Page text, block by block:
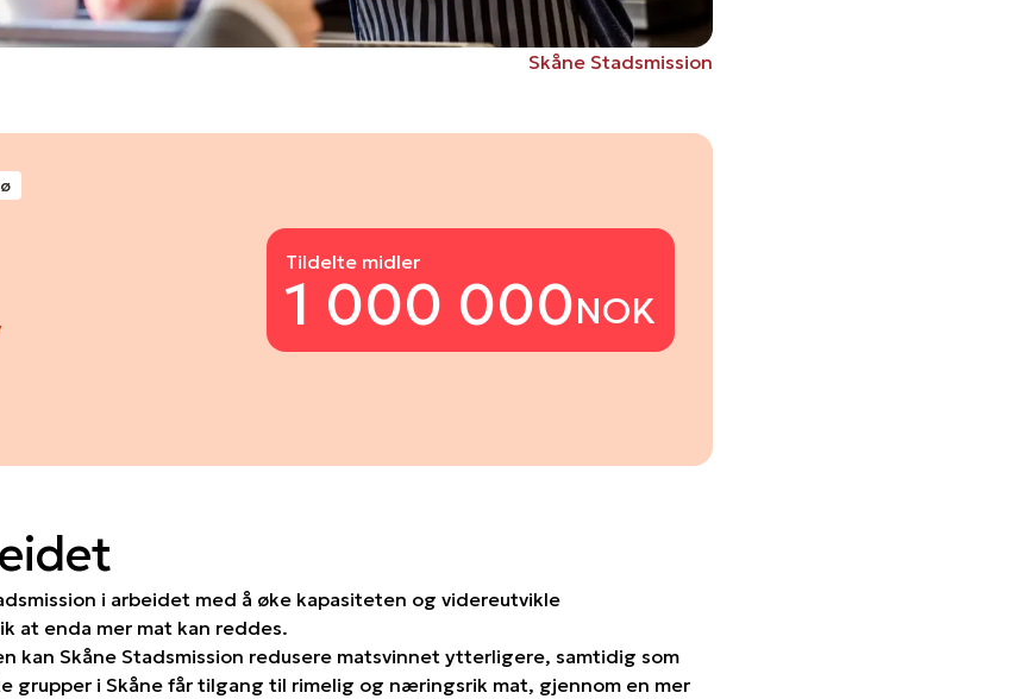
Skåne Stadsmission
Tildelte midler
1 000 000NOK
i arbeidet med å øke kapasiteten og videreutvikle
at enda mer mat kan reddes.
kan Skåne Stadsmission redusere matsvinnet ytterligere, samtidig som
grupper i Skåne får tilgang til rimelig og næringsrik mat, gjennom en mer